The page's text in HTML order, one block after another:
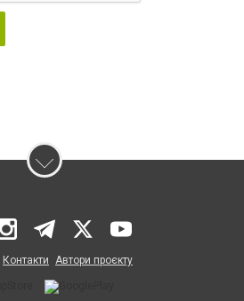
Контакти Автори проєкту